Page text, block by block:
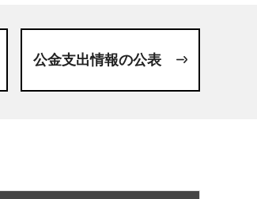
公金支出情報の公表